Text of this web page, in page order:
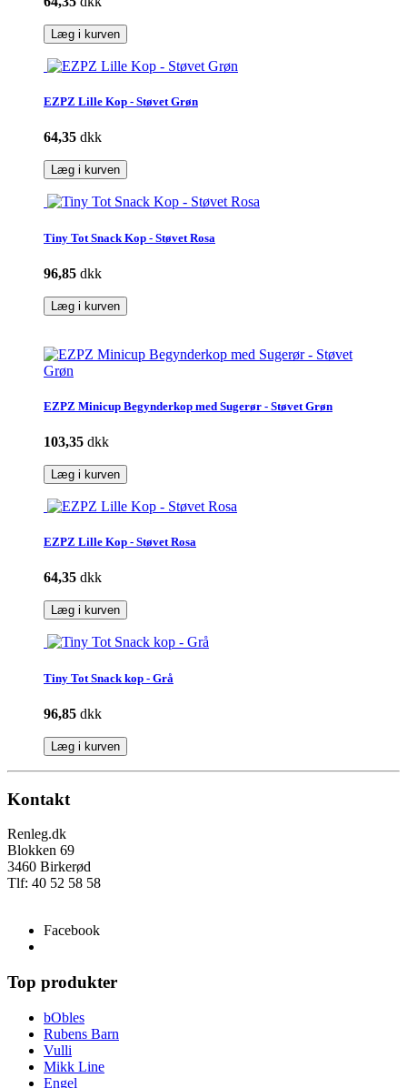
Læg i kurven
EZPZ Lille Kop - Støvet Grøn
64,35 dkk
Læg i kurven
Tiny Tot Snack Kop - Støvet Rosa
96,85 dkk
Læg i kurven
EZPZ Minicup Begynderkop med Sugerør - Støvet Grøn
103,35 dkk
Læg i kurven
EZPZ Lille Kop - Støvet Rosa
64,35 dkk
Læg i kurven
Tiny Tot Snack kop - Grå
96,85 dkk
Læg i kurven
Kontakt
Renleg.dk
Blokken 69
3460 Birkerød
Tlf: 40 52 58 58
Facebook
Top produkter
bObles
Rubens Barn
Vulli
Mikk Line
Engel